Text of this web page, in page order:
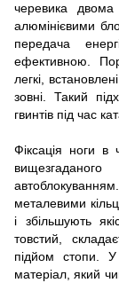
черевика
алюмінієвими
передача
ефективною.
легкі,
зовні. Такий
гвинтів під час
Фіксація ноги в
металевими
і збільшують
товстий,
підйом стопи. У
матеріал, який